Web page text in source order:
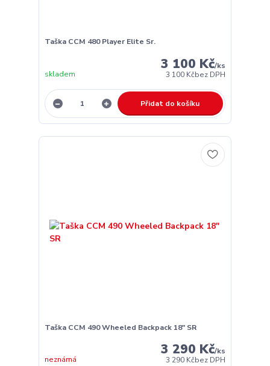
Taška CCM 480 Player Elite Sr.
3 100 Kč/ks
3 100 Kčbez DPH
skladem
Přidat do košíku
Taška CCM 490 Wheeled Backpack 18" SR
3 290 Kč/ks
3 290 Kčbez DPH
neznámá